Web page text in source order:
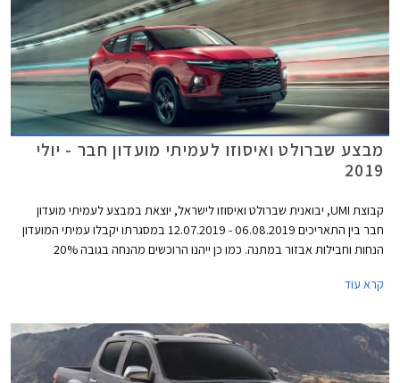
מבצע שברולט ואיסוזו לעמיתי מועדון חבר - יולי
2019
קבוצת UMI, יבואנית שברולט ואיסוזו לישראל, יוצאת במבצע לעמיתי מועדון
חבר בין התאריכים 06.08.2019 - 12.07.2019 במסגרתו יקבלו עמיתי המועדון
הנחות וחבילות אבזור במתנה. כמו כן ייהנו הרוכשים מהנחה בגובה 20%
קרא עוד